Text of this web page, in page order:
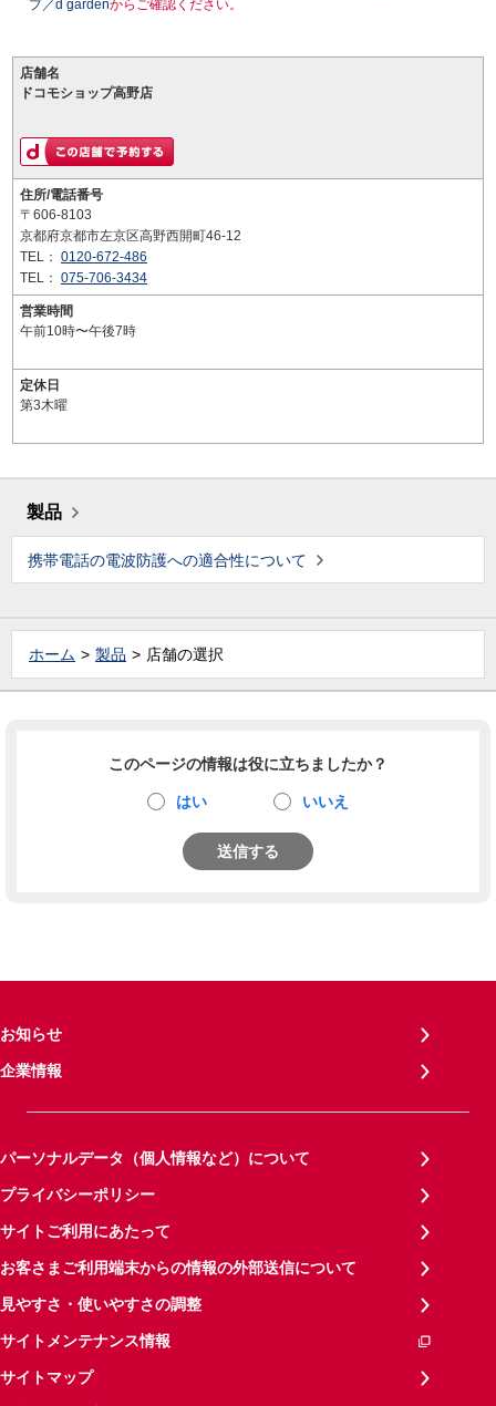
プ／d gardenからご確認ください。
店舗名
ドコモショップ高野店
住所/電話番号
〒606-8103
京都府京都市左京区高野西開町46-12
TEL： 0120-672-486
TEL： 075-706-3434
営業時間
午前10時〜午後7時
定休日
第3木曜
製品
携帯電話の電波防護への適合性について
ホーム 製品 店舗の選択
このページの情報は役に立ちましたか？
はい いいえ
送信する
お知らせ
企業情報
パーソナルデータ（個人情報など）について
プライバシーポリシー
サイトご利用にあたって
お客さまご利用端末からの情報の外部送信について
見やすさ・使いやすさの調整
サイトメンテナンス情報
サイトマップ